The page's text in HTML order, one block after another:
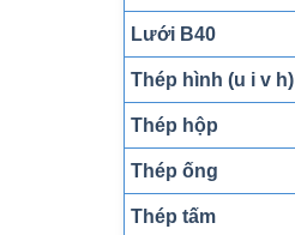
Lưới B40
Thép hình (u i v h)
Thép hộp
Thép ống
Thép tấm